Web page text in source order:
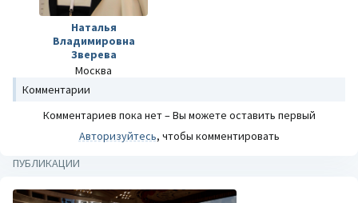
Наталья
Владимировна
Зверева
Москва
Комментарии
Комментариев пока нет – Вы можете оставить первый
Авторизуйтесь, чтобы комментировать
ПУБЛИКАЦИИ